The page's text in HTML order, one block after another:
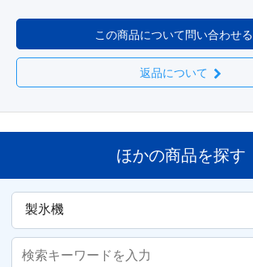
この商品について問い合わせる
返品について
ほかの商品を探す